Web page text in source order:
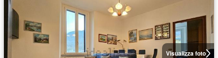
Visualizza foto